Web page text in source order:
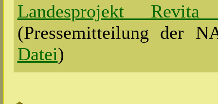
Landesprojekt
(Pressemitteilung der
Datei)